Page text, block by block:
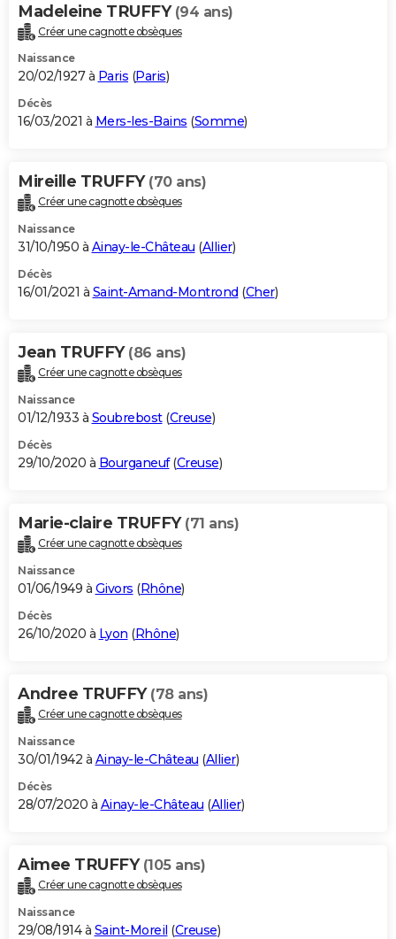
Madeleine TRUFFY (94 ans)
Créer une cagnotte obsèques
Naissance
20/02/1927 à Paris (Paris)
Décès
16/03/2021 à Mers-les-Bains (Somme)
Mireille TRUFFY (70 ans)
Créer une cagnotte obsèques
Naissance
31/10/1950 à Ainay-le-Château (Allier)
Décès
16/01/2021 à Saint-Amand-Montrond (Cher)
Jean TRUFFY (86 ans)
Créer une cagnotte obsèques
Naissance
01/12/1933 à Soubrebost(Creuse)
Décès
29/10/2020 à Bourganeuf(Creuse)
Marie-claire TRUFFY (71 ans)
Créer une cagnotte obsèques
Naissance
01/06/1949 à Givors (Rhône)
Décès
26/10/2020 à Lyon (Rhône)
Andree TRUFFY (78 ans)
Créer une cagnotte obsèques
Naissance
30/01/1942 à Ainay-le-Château (Allier)
Décès
28/07/2020 à Ainay-le-Château (Allier)
Aimee TRUFFY (105 ans)
Créer une cagnotte obsèques
Naissance
29/08/1914 à Saint-Moreil (Creuse)